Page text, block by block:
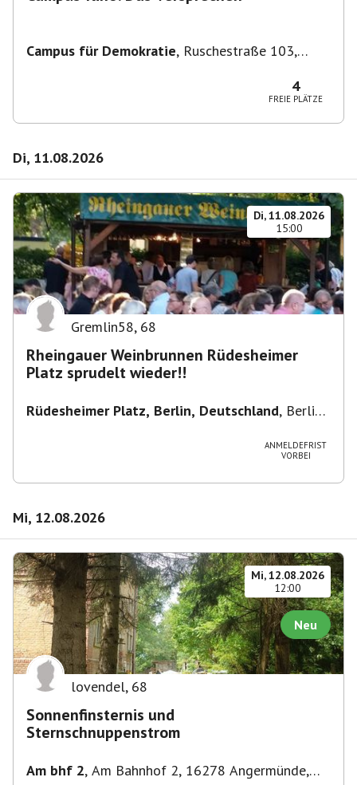
Campus für Demokratie, Ruschestraße 103,
4
FREIE PLÄTZE
Di, 11.08.2026
Di, 11.08.2026
15:00
Gremlin58, 68
Rheingauer Weinbrunnen Rüdesheimer
Platz sprudelt wieder!!
Rüdesheimer Platz, Berlin, Deutschland, Berlin-
ANMELDEFRIST
VORBEI
Mi, 12.08.2026
Mi, 12.08.2026
12:00
Neu
lovendel, 68
Sonnenfinsternis und
Sternschnuppenstrom
Am bhf 2, Am Bahnhof 2, 16278 Angermünde,